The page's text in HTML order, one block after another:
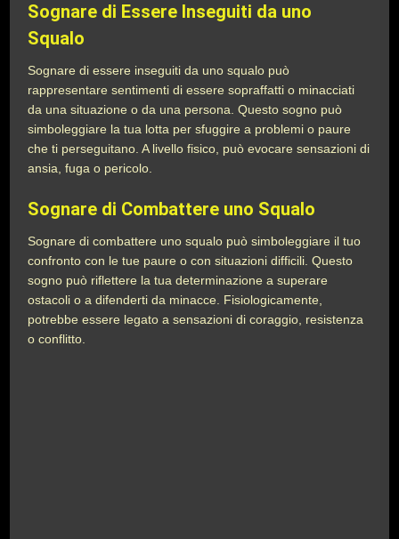
Sognare di Essere Inseguiti da uno
Squalo
Sognare di essere inseguiti da uno squalo può
rappresentare sentimenti di essere sopraffatti o minacciati
da una situazione o da una persona. Questo sogno può
simboleggiare la tua lotta per sfuggire a problemi o paure
che ti perseguitano. A livello fisico, può evocare sensazioni di
ansia, fuga o pericolo.
Sognare di Combattere uno Squalo
Sognare di combattere uno squalo può simboleggiare il tuo
confronto con le tue paure o con situazioni difficili. Questo
sogno può riflettere la tua determinazione a superare
ostacoli o a difenderti da minacce. Fisiologicamente,
potrebbe essere legato a sensazioni di coraggio, resistenza
o conflitto.